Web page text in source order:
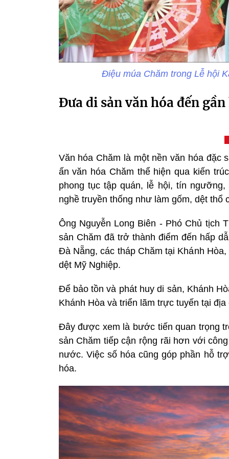
Điệu múa Chăm trong Lễ hội
Đưa di sản văn hóa đến
Văn hóa Chăm là một nền văn hóa đặc
ấn văn hóa Chăm thể hiện qua kiến
phong tục tập quán, lễ hội, tín
nghề truyền thống như làm gốm, dệt thổ
Ông Nguyễn Long Biên - Phó Chủ tịch
sản Chăm đã trở thành điểm đến hấp
Đà Nẵng, các tháp Chăm tại Khánh
dệt Mỹ Nghiệp.
Để bảo tồn và phát huy di sản, Khánh
Khánh Hòa và triển lãm trực tuyến tại
Đây được xem là bước tiến quan trọng
sản Chăm tiếp cận rộng rãi hơn với
nước. Việc số hóa cũng góp phần hỗ
hóa.